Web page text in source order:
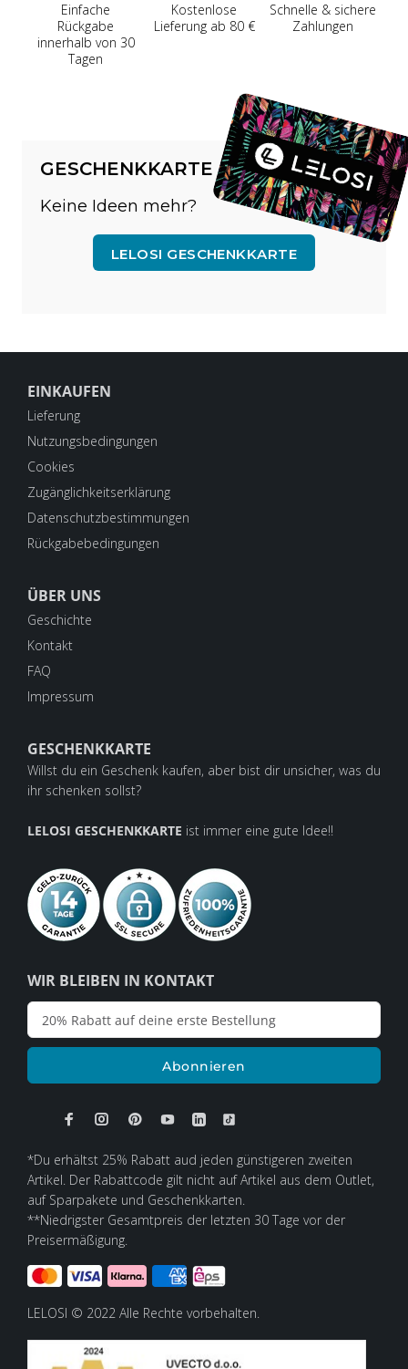
Einfache
Rückgabe
innerhalb von 30
Tagen
Kostenlose
Lieferung ab 80 €
Schnelle & sichere
Zahlungen
GESCHENKKARTE
Keine Ideen mehr?
LELOSI GESCHENKKARTE
WIR BLEIBEN IN KONTAKT
Abonnieren
EINKAUFEN
Lieferung
Nutzungsbedingungen
Cookies
Zugänglichkeitserklärung
Datenschutzbestimmungen
Rückgabebedingungen
ÜBER UNS
Geschichte
Kontakt
FAQ
Impressum
GESCHENKKARTE
Willst du ein Geschenk kaufen, aber bist dir unsicher, was du
ihr schenken sollst?
LELOSI GESCHENKKARTE ist immer eine gute Idee!!
*Du erhältst 25% Rabatt aud jeden günstigeren zweiten
Artikel. Der Rabattcode gilt nicht auf Artikel aus dem Outlet,
auf Sparpakete und Geschenkkarten.
**Niedrigster Gesamtpreis der letzten 30 Tage vor der
Preisermäßigung.
LELOSI © 2022 Alle Rechte vorbehalten.